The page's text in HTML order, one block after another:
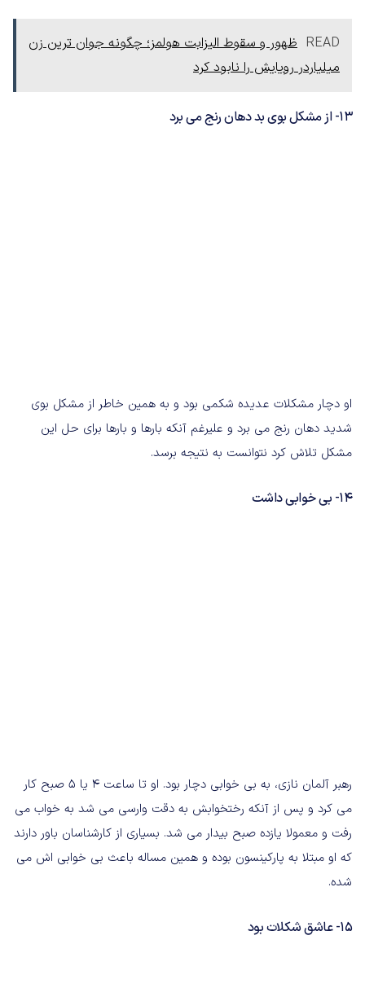
READ ظهور و سقوط الیزابت هولمز؛ چگونه جوان ترین زن
میلیاردر رویایش را نابود کرد
13- از مشکل بوی بد دهان رنج می برد
او دچار مشکلات عدیده شکمی بود و به همین خاطر از مشکل بوی
شدید دهان رنج می برد و علیرغم آنکه بارها و بارها برای حل این
مشکل تلاش کرد نتوانست به نتیجه برسد.
14- بی خوابی داشت
رهبر آلمان نازی، به بی خوابی دچار بود. او تا ساعت 4 یا 5 صبح کار
می کرد و پس از آنکه رختخوابش به دقت وارسی می شد به خواب می
رفت و معمولا یازده صبح بیدار می شد. بسیاری از کارشناسان باور دارند
که او مبتلا به پارکینسون بوده و همین مساله باعث بی خوابی اش می
شده.
15- عاشق شکلات بود